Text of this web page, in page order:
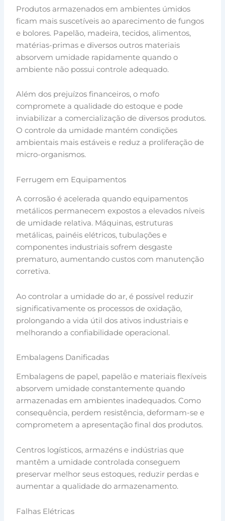
Produtos armazenados em ambientes úmidos
ficam mais suscetíveis ao aparecimento de fungos
e bolores. Papelão, madeira, tecidos, alimentos,
matérias-primas e diversos outros materiais
absorvem umidade rapidamente quando o
ambiente não possui controle adequado.
Além dos prejuízos financeiros, o mofo
compromete a qualidade do estoque e pode
inviabilizar a comercialização de diversos produtos.
O controle da umidade mantém condições
ambientais mais estáveis e reduz a proliferação de
micro-organismos.
Ferrugem em Equipamentos
A corrosão é acelerada quando equipamentos
metálicos permanecem expostos a elevados níveis
de umidade relativa. Máquinas, estruturas
metálicas, painéis elétricos, tubulações e
componentes industriais sofrem desgaste
prematuro, aumentando custos com manutenção
corretiva.
Ao controlar a umidade do ar, é possível reduzir
significativamente os processos de oxidação,
prolongando a vida útil dos ativos industriais e
melhorando a confiabilidade operacional.
Embalagens Danificadas
Embalagens de papel, papelão e materiais flexíveis
absorvem umidade constantemente quando
armazenadas em ambientes inadequados. Como
consequência, perdem resistência, deformam-se e
comprometem a apresentação final dos produtos.
Centros logísticos, armazéns e indústrias que
mantêm a umidade controlada conseguem
preservar melhor seus estoques, reduzir perdas e
aumentar a qualidade do armazenamento.
Falhas Elétricas